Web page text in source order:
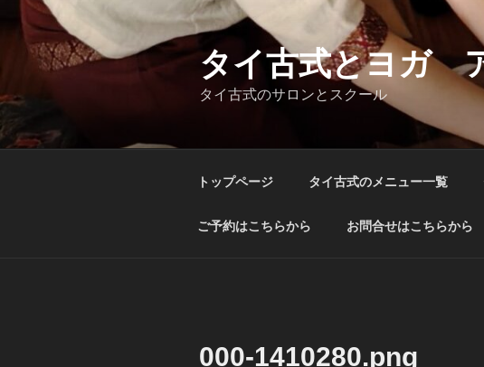
ツ
ス
タイ古式とヨガ
タイ古式のサロンとスクール
トップページ タイ古式のメニュー一覧
ご予約はこちらから お問合せはこちらから
000-1410280.png